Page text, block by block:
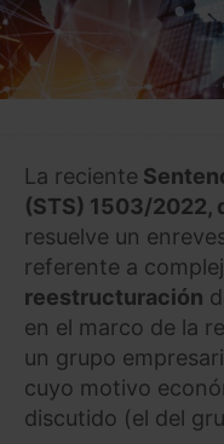
La reciente
(STS) 1503/2022,
resuelve un
referente a
reestructuración
en el marco de la
un grupo
cuyo motivo
discutido (el del